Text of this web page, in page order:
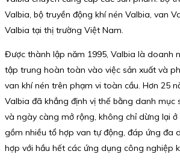
Valbia, bộ truyền động khí nén Valbia, van
Valbia tại thị trường Việt Nam.
Được thành lập năm 1995, Valbia là doanh
tập trung hoàn toàn vào việc sản xuất và
van khí nén trên phạm vi toàn cầu. Hơn 25
Valbia đã khẳng định vị thế bằng danh mục
và ngày càng mở rộng, không chỉ dừng lại
gồm nhiều tổ hợp van tự động, đáp ứng đa
hợp với hầu hết các ứng dụng công nghiệp